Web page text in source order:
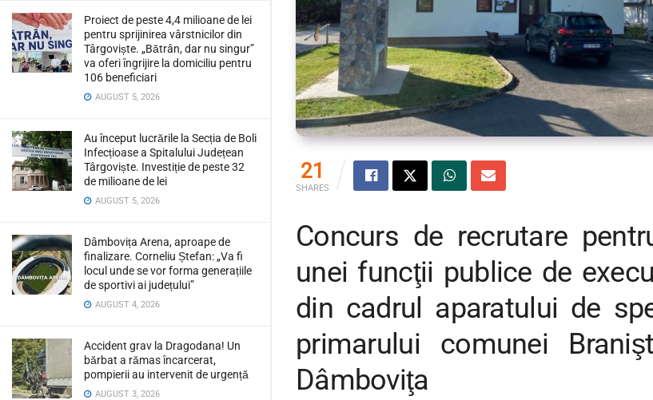
Proiect de peste 4,4 milioane de lei
pentru sprijinirea vârstnicilor din
Târgoviște. „Bătrân, dar nu singur”
va oferi îngrijire la domiciliu pentru
106 beneficiari
AUGUST 5, 2026
Au început lucrările la Secția de Boli
Infecțioase a Spitalului Județean
Târgoviște. Investiție de peste 32
de milioane de lei
AUGUST 5, 2026
Dâmbovița Arena, aproape de
finalizare. Corneliu Ștefan: „Va fi
locul unde se vor forma generațiile
de sportivi ai județului”
AUGUST 4, 2026
Accident grav la Dragodana! Un
bărbat a rămas încarcerat,
pompierii au intervenit de urgență
AUGUST 3, 2026
21
SHARES
Concurs de recrutare
unei funcţii publice de
din cadrul aparatului de
primarului comunei
Dâmboviţa